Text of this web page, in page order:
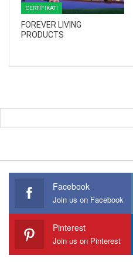
CERTIFIKATI
FOREVER LIVING
PRODUCTS
Facebook
Join us on Facebook
Pinterest
Join us on Pinterest